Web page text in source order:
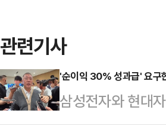
관련기사
'순이익 30% 성과급' 요구
삼성전자와 현대
갈등이 확산하는